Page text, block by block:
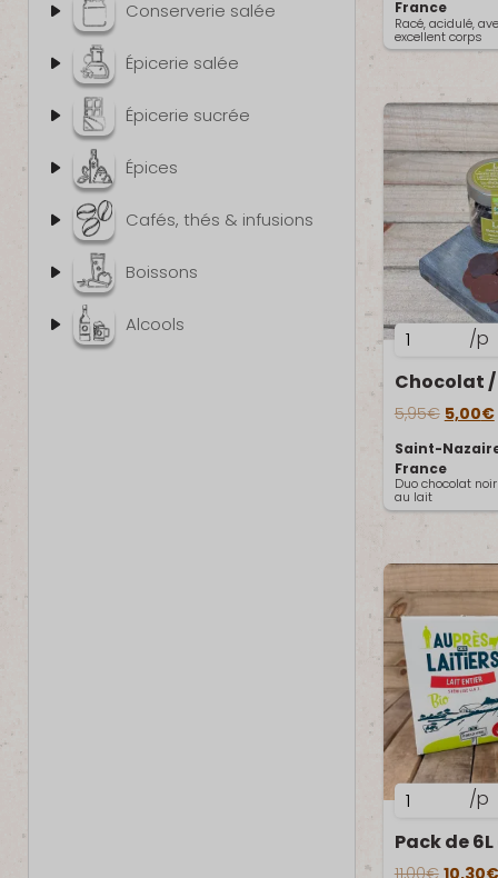
Conserverie salée
Épicerie salée
Épicerie sucrée
Épices
Cafés, thés & infusions
Boissons
Alcools
France
Racé, acidulé,
excellent corps
/
Grains
5,95€ Le prix
5,00€
Saint-
France
Duo chocolat
au lait
quantité
Chocolat
/
Gwenränn
duo
de
chocolat
/p
Le prix
quantité
Pack
/p